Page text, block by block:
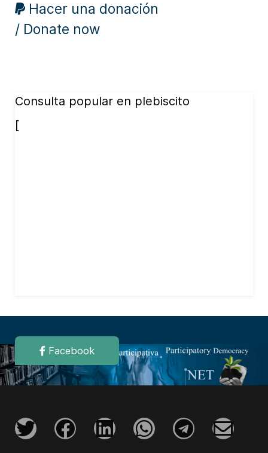
Hacer una donación
/ Donate now
Consulta popular en plebiscito
[
Facebook